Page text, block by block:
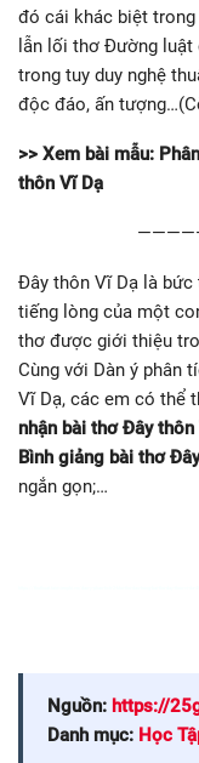
đó cái khác biệt
lẫn lối thơ Đường luật
trong tuy duy nghệ
độc đáo, ấn
>> Xem bài mẫu:
thôn Vĩ Dạ
Đây thôn Vĩ Dạ là
tiếng lòng của một
thơ được giới thiệu
Cùng với Dàn ý phân
Vĩ Dạ, các em có thể
nhận bài thơ Đây thôn
Bình giảng bài thơ
ngắn gọn;…
Nguồn: https://
Danh mục: Học